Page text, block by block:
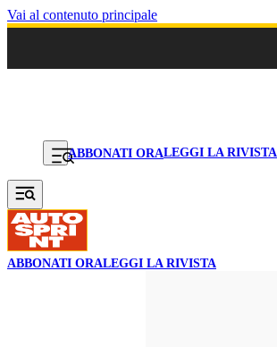
Vai al contenuto principale
ABBONATI ORALEGGI LA RIVISTA
ABBONATI ORALEGGI LA RIVISTA